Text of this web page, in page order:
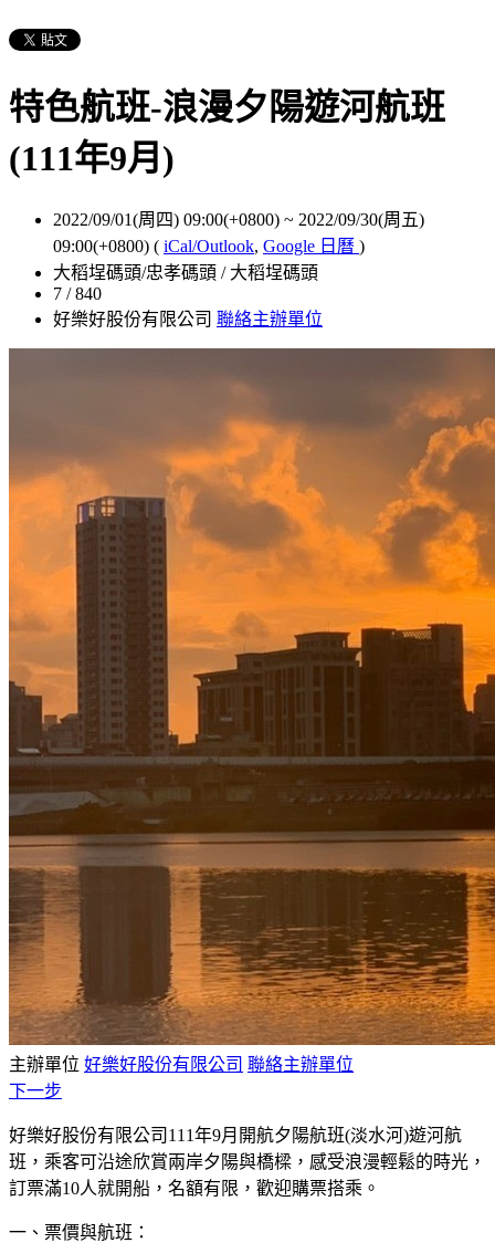
特色航班-浪漫夕陽遊河航班
(111年9月)
2022/09/01(周四) 09:00(+0800) ~ 2022/09/30(周五)
09:00(+0800) ( iCal/Outlook, Google 日曆 )
大稻埕碼頭/忠孝碼頭 / 大稻埕碼頭
7 / 840
好樂好股份有限公司 聯絡主辦單位
主辦單位 好樂好股份有限公司 聯絡主辦單位
下一步
好樂好股份有限公司111年9月開航夕陽航班(淡水河)遊河航
班，乘客可沿途欣賞兩岸夕陽與橋樑，感受浪漫輕鬆的時光，
訂票滿10人就開船，名額有限，歡迎購票搭乘。 ​
一、票價與航班：